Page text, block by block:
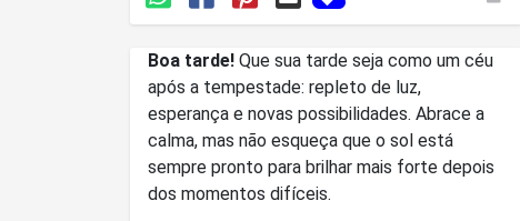
Boa tarde! Que sua tarde seja como um céu
após a tempestade: repleto de luz,
esperança e novas possibilidades. Abrace a
calma, mas não esqueça que o sol está
sempre pronto para brilhar mais forte depois
dos momentos difíceis.